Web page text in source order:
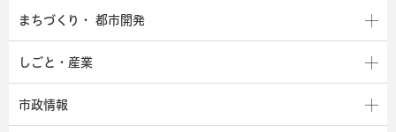
まちづくり・ 都市開発
しごと・産業
市政情報